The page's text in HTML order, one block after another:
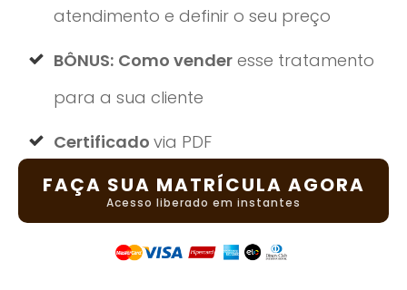
atendimento e definir o seu preço
BÔNUS: Como vender esse tratamento
para a sua cliente
Certificado via PDF
FAÇA SUA MATRÍCULA AGORA
Acesso liberado em instantes